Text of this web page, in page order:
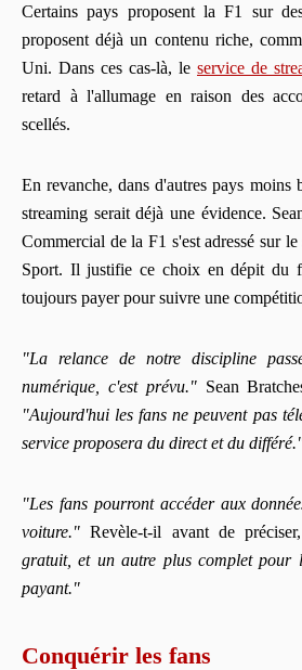
Certains pays proposent la F1 sur
proposent déjà un contenu riche,
Uni. Dans ces cas-là, le service de
retard à l'allumage en raison des
scellés.
En revanche, dans d'autres pays moins
streaming serait déjà une évidence.
Commercial de la F1 s'est adressé sur
Sport. Il justifie ce choix en dépit du
toujours payer pour suivre une
"La relance de notre discipline
numérique, c'est prévu."Sean
"Aujourd'hui les fans ne peuvent pas
service proposera du direct et du
"Les fans pourront accéder aux
voiture." Revèle-t-il avant de préciser,
gratuit, et un autre plus complet pour
payant."
Conquérir les fans